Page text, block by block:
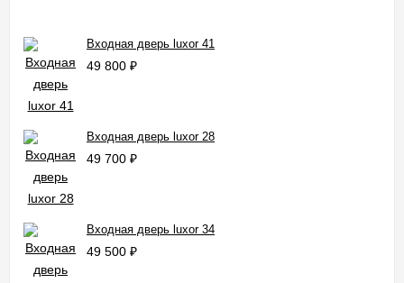
Входная дверь luxor 41
49 800 ₽
Входная дверь luxor 28
49 700 ₽
Входная дверь luxor 34
49 500 ₽